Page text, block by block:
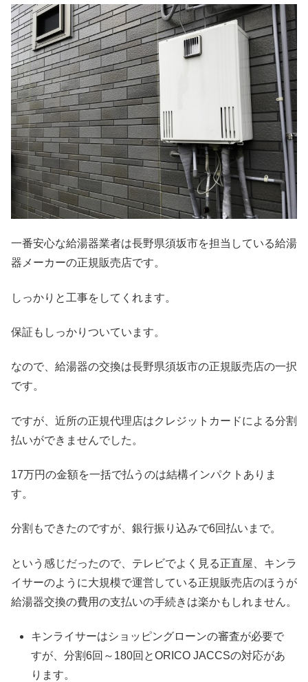
一番安心な給湯器業者は長野県須坂市を担当している給湯
器メーカーの正規販売店です。
しっかりと工事をしてくれます。
保証もしっかりついています。
なので、給湯器の交換は長野県須坂市の正規販売店の一択
です。
ですが、近所の正規代理店はクレジットカードによる分割
払いができませんでした。
17万円の金額を一括で払うのは結構インパクトありま
す。
分割もできたのですが、銀行振り込みで6回払いまで。
という感じだったので、テレビでよく見る正直屋、キンラ
イサーのように大規模で運営している正規販売店のほうが
給湯器交換の費用の支払いの手続きは楽かもしれません。
キンライサーはショッピングローンの審査が必要で
すが、分割6回～180回とORICO JACCSの対応があ
ります。